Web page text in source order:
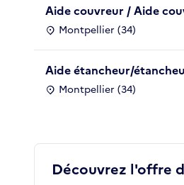
Aide couvreur / Aide
Montpellier (34)
Aide étancheur/
Montpellier (34)
Découvrez l'offre